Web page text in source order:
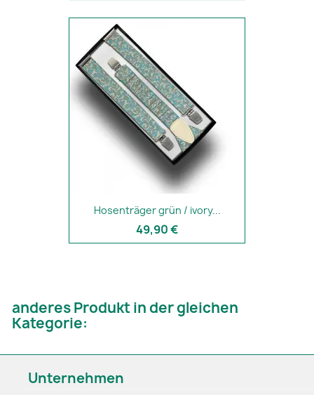
Hosenträger grün / ivory...
49,90 €
anderes Produkt in der gleichen
Kategorie:
Unternehmen